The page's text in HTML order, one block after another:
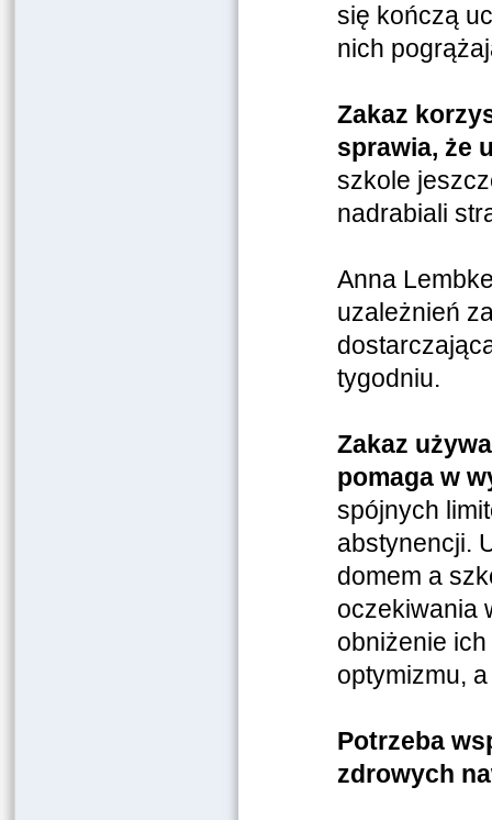
się kończą
nich
Zakaz
sprawia, że
szkole
nadrabiali
Anna
uzależnień
tygodniu.
Zakaz
pomaga w
spójnych
abstynencji.
domem a
oczekiwania
obniżenie
optymizmu,
Potrzeba
zdrowych